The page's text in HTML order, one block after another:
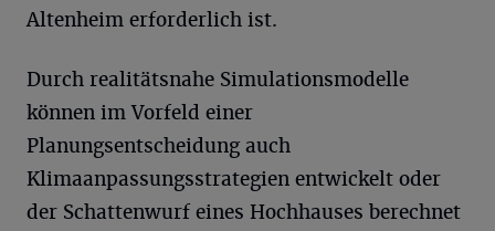
Altenheim erforderlich ist.
Durch realitätsnahe Simulationsmodelle
können im Vorfeld einer
Planungsentscheidung auch
Klimaanpassungsstrategien entwickelt oder
der Schattenwurf eines Hochhauses berechnet